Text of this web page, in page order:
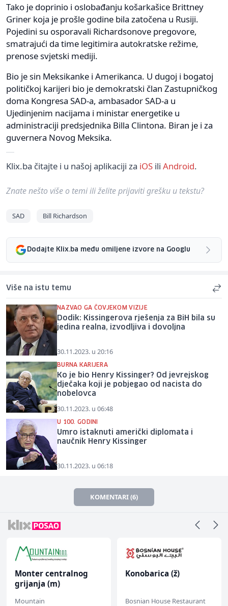
Tako je doprinio i oslobađanju košarkašice Brittney
Griner koja je prošle godine bila zatočena u Rusiji.
Pojedini su osporavali Richardsonove pregovore,
smatrajući da time legitimira autokratske režime,
prenose svjetski mediji.
Bio je sin Meksikanke i Amerikanca. U dugoj i bogatoj
političkoj karijeri bio je demokratski član Zastupničkog
doma Kongresa SAD-a, ambasador SAD-a u
Ujedinjenim nacijama i ministar energetike u
administraciji predsjednika Billa Clintona. Biran je i za
guvernera Novog Meksika.
Klix.ba čitajte i u našoj aplikaciji za iOS ili Android.
Znate nešto više o temi ili želite prijaviti grešku u tekstu?
SAD Bill Richardson
Dodajte Klix.ba među omiljene izvore na Googlu
Više na istu temu
NAZVAO GA ČOVJEKOM VIZIJE
Dodik: Kissingerova rješenja za BiH bila su
jedina realna, izvodljiva i dovoljna
30.11.2023. u 20:16
BURNA KARIJERA
Ko je bio Henry Kissinger? Od jevrejskog
dječaka koji je pobjegao od nacista do
nobelovca
30.11.2023. u 06:48
U 100. GODINI
Umro istaknuti američki diplomata i
naučnik Henry Kissinger
30.11.2023. u 06:18
KOMENTARI (6)
Monter centralnog
grijanja (m)
Mountain
Konobarica (ž)
Bosnian House Restaurant